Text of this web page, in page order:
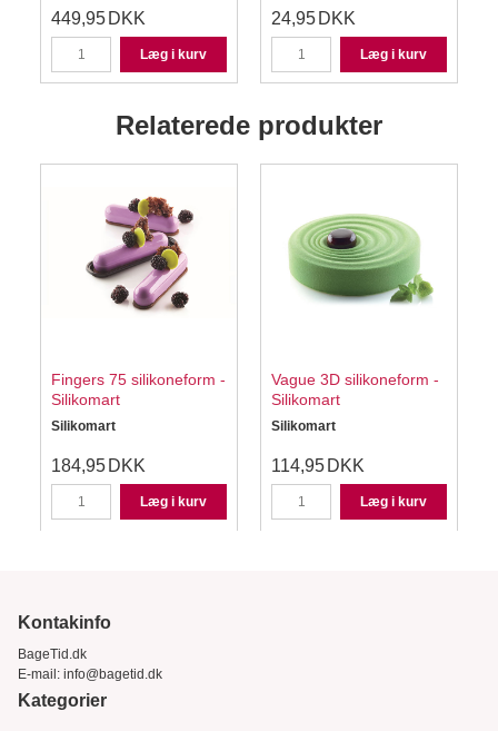
449,95 DKK
Læg i kurv
24,95 DKK
Læg i kurv
Relaterede produkter
Fingers 75 silikoneform -
Silikomart
Silikomart
184,95 DKK
Læg i kurv
Vague 3D silikoneform -
Silikomart
Silikomart
114,95 DKK
Læg i kurv
Kontakinfo
BageTid.dk
E-mail: info@bagetid.dk
Kategorier